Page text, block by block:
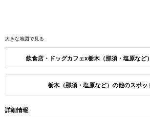
大きな地図で見る
飲食店・ドッグカフェx栃木（那須・塩原など
栃木（那須・塩原など）の他のスポッ
詳細情報